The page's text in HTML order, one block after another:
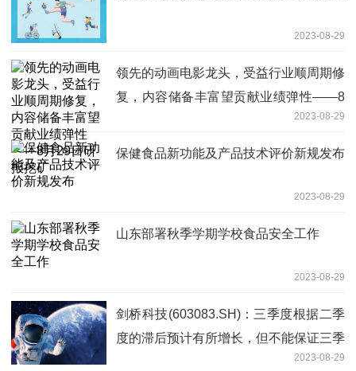
2023-08-29
领先的动画电影龙头，受益行业顺周期修
复，内容储备丰富望贡献业绩弹性——8
2023-08-29
保健食品新功能及产品技术评价新规发布
2023-08-29
山东部署秋季学期学校食品安全工作
2023-08-29
剑桥科技(603083.SH)：三季度根据二季
度的滞后预计有所增长，但不能保证三季
2023-08-29